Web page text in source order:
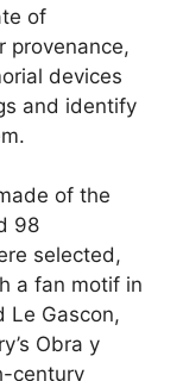
of
provenance,
devices
and identify
of the
98
selected,
a fan motif in
Le Gascon,
Obra y
century